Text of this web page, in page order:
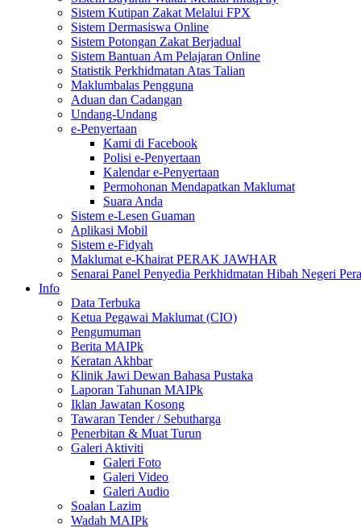
Sistem Kutipan Zakat Melalui FPX
Sistem Dermasiswa Online
Sistem Potongan Zakat Berjadual
Sistem Bantuan Am Pelajaran Online
Statistik Perkhidmatan Atas Talian
Maklumbalas Pengguna
Aduan dan Cadangan
Undang-Undang
e-Penyertaan
Kami di Facebook
Polisi e-Penyertaan
Kalendar e-Penyertaan
Permohonan Mendapatkan Maklumat
Suara Anda
Sistem e-Lesen Guaman
Aplikasi Mobil
Sistem e-Fidyah
Maklumat e-Khairat PERAK JAWHAR
Senarai Panel Penyedia Perkhidmatan Hibah Negeri
Info
Data Terbuka
Ketua Pegawai Maklumat (CIO)
Pengumuman
Berita MAIPk
Keratan Akhbar
Klinik Jawi Dewan Bahasa Pustaka
Laporan Tahunan MAIPk
Iklan Jawatan Kosong
Tawaran Tender / Sebutharga
Penerbitan & Muat Turun
Galeri Aktiviti
Galeri Foto
Galeri Video
Galeri Audio
Soalan Lazim
Wadah MAIPk